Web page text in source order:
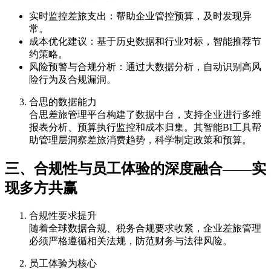
实时监控差旅支出：帮助企业管控预算，及时发现异
常。
成本优化建议：基于历史数据和行业对标，智能推荐节
约策略。
风险预警与合规分析：通过大数据分析，自动识别高风
险行为及合规漏洞。
合思的数据能力
合思差旅管理平台构建了数据中台，支持企业进行多维
报表分析、预算执行监控和成本归集。其智能BI工具帮
助管理层洞察差旅消费趋势，科学制定政策和预算。
三、合规性与员工体验的深度融合——实
现多方共赢
合规性要求提升
随着全球数据合规、税务合规要求收紧，企业差旅管理
必须严格遵循相关法规，防范财务与法律风险。
员工体验为核心